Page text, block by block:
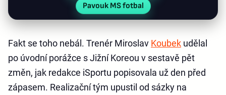
Pavouk MS fotbal
Fakt se toho nebál. Trenér Miroslav Koubek udělal
po úvodní porážce s Jižní Koreou v sestavě pět
změn, jak redakce iSportu popisovala už den před
zápasem. Realizační tým upustil od sázky na